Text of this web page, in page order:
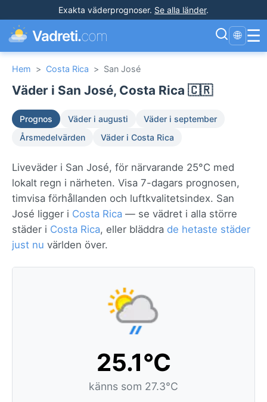
Exakta väderprognoser. Se alla länder.
Vadreti.com 🌐 ☰
Hem > Costa Rica > San José
Väder i San José, Costa Rica 🇨🇷
Prognos Väder i augusti
Väder i september
Årsmedelvärden
Väder i Costa Rica
Liveväder i San José, för närvarande 25°C med
lokalt regn i närheten. Visa 7-dagars prognosen,
timvisa förhållanden och luftkvalitetsindex. San
José ligger i Costa Rica — se vädret i alla större
städer i Costa Rica, eller bläddra de hetaste städer
just nu världen över.
25.1°C
känns som 27.3°C